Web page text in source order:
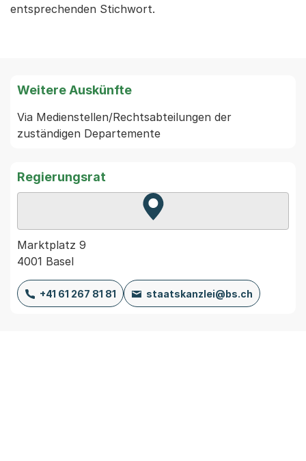
entsprechenden Stichwort.
Weitere Auskünfte
Via Medienstellen/Rechtsabteilungen der
zuständigen Departemente
Regierungsrat
Zur Karte von MapBS.
Externer Link, wird in einem
Marktplatz 9
4001 Basel
+41 61 267 81 81 staatskanzlei@bs.ch